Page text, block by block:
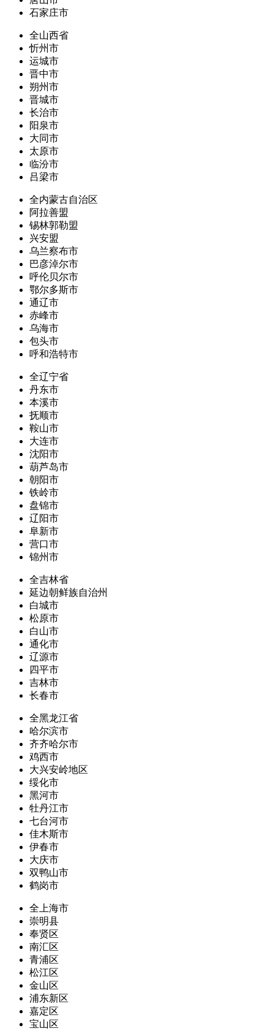
石家庄市
全山西省
忻州市
运城市
晋中市
朔州市
晋城市
长治市
阳泉市
大同市
太原市
临汾市
吕梁市
全内蒙古自治区
阿拉善盟
锡林郭勒盟
兴安盟
乌兰察布市
巴彦淖尔市
呼伦贝尔市
鄂尔多斯市
通辽市
赤峰市
乌海市
包头市
呼和浩特市
全辽宁省
丹东市
本溪市
抚顺市
鞍山市
大连市
沈阳市
葫芦岛市
朝阳市
铁岭市
盘锦市
辽阳市
阜新市
营口市
锦州市
全吉林省
延边朝鲜族自治州
白城市
松原市
白山市
通化市
辽源市
四平市
吉林市
长春市
全黑龙江省
哈尔滨市
齐齐哈尔市
鸡西市
大兴安岭地区
绥化市
黑河市
牡丹江市
七台河市
佳木斯市
伊春市
大庆市
双鸭山市
鹤岗市
全上海市
崇明县
奉贤区
南汇区
青浦区
松江区
金山区
浦东新区
嘉定区
宝山区